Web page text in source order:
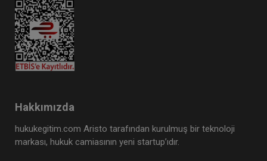
Hakkımızda
hukukegitim.com Aristo tarafından kurulmuş bir teknoloji
markası, hukuk camiasının yeni startup’ıdır.